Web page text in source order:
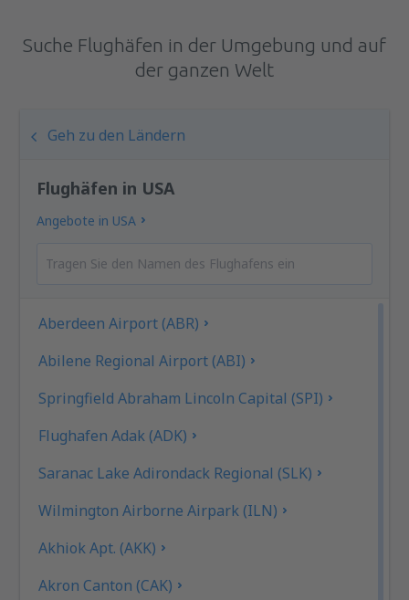
Suche Flughäfen in der Umgebung und auf
der ganzen Welt
Geh zu den Ländern
Flughäfen in USA
Angebote in USA
Aberdeen Airport (ABR)
Abilene Regional Airport (ABI)
Springfield Abraham Lincoln Capital (SPI)
Flughafen Adak (ADK)
Saranac Lake Adirondack Regional (SLK)
Wilmington Airborne Airpark (ILN)
Akhiok Apt. (AKK)
Akron Canton (CAK)